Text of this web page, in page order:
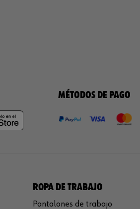
MÉTODOS DE PAGO
ROPA DE TRABAJO
Pantalones de trabajo